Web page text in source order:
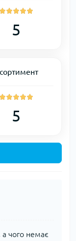
5
5
чого немає